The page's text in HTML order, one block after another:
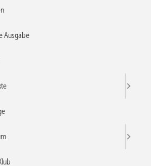
Branche
Haustür
Ausgabe